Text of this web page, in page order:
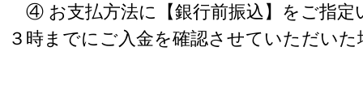
④ お支払方法に【銀行前振込】をご指定
３時までにご入金を確認させていただいた